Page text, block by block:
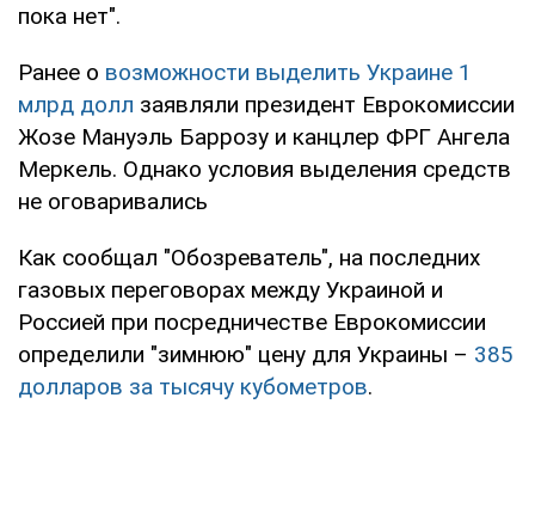
пока нет".
Ранее о возможности выделить Украине 1
млрд долл заявляли президент Еврокомиссии
Жозе Мануэль Баррозу и канцлер ФРГ Ангела
Меркель. Однако условия выделения средств
не оговаривались
Как сообщал "Обозреватель", на последних
газовых переговорах между Украиной и
Россией при посредничестве Еврокомиссии
определили "зимнюю" цену для Украины – 385
долларов за тысячу кубометров.